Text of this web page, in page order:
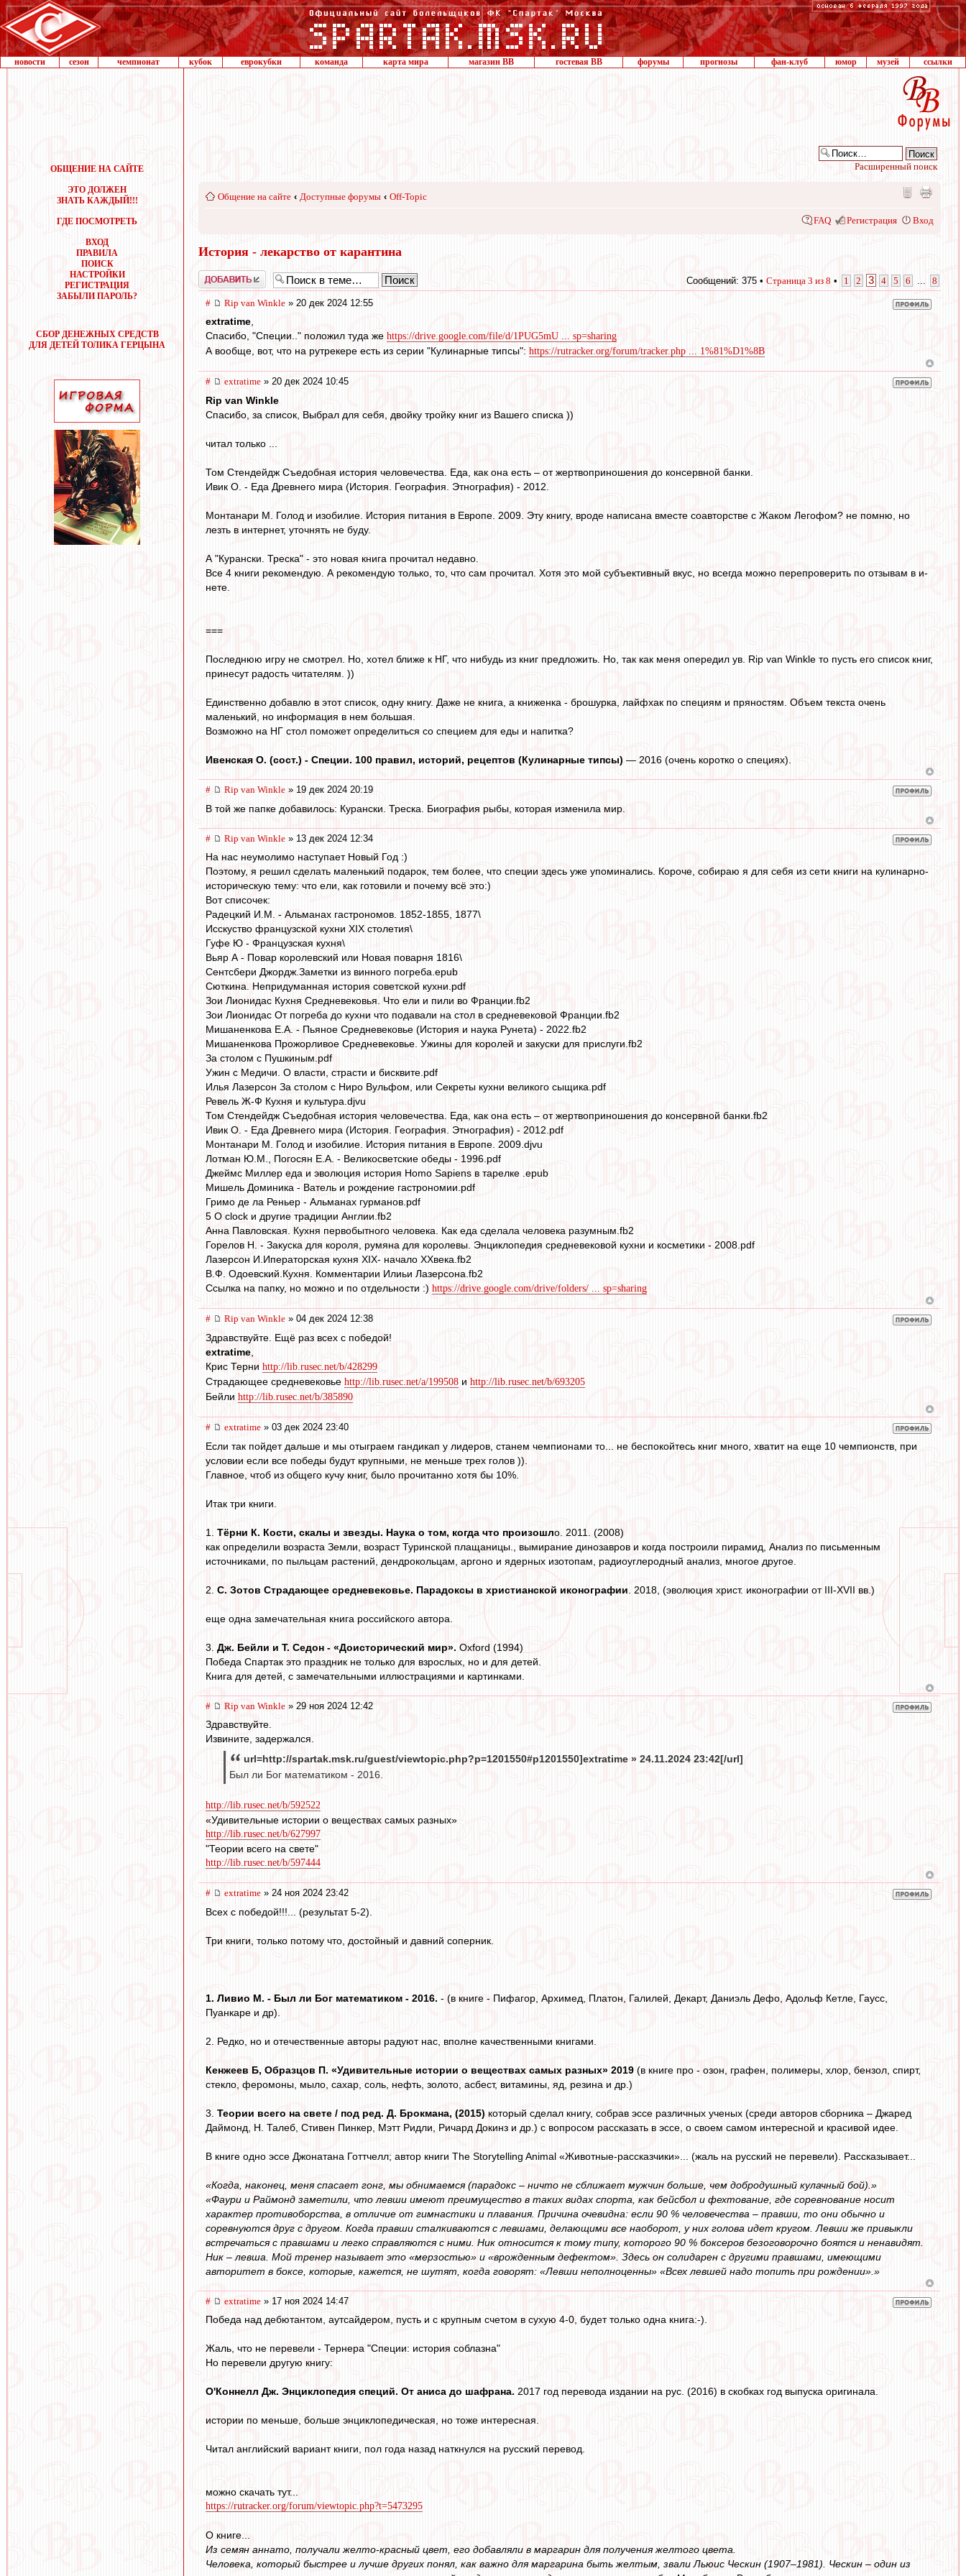
новости сезон чемпионат кубок еврокубки команда карта мира магазин ВВ гостевая ВВ форумы прогнозы фан-клуб юмор музей ссылки
ОБЩЕНИЕ НА САЙТЕ
ЭТО ДОЛЖЕН
ЗНАТЬ КАЖДЫЙ!!!
ГДЕ ПОСМОТРЕТЬ
ВХОД
ПРАВИЛА
ПОИСК
НАСТРОЙКИ
РЕГИСТРАЦИЯ
ЗАБЫЛИ ПАРОЛЬ?
СБОР ДЕНЕЖНЫХ СРЕДСТВ
ДЛЯ ДЕТЕЙ ТОЛИКА ГЕРЦЫНА
Расширенный поиск
Общение на сайте ‹ Доступные форумы ‹ Off-Topic
FAQ Регистрация Вход
История - лекарство от карантина
Добавить Сообщений: 375 • Страница 3 из 8 • 1 2 3 4 5 6 8
# Rip van Winkle » 20 дек 2024 12:55
extratime,
Спасибо, "Специи.." положил туда же https://drive.google.com/file/d/1PUG5mU ... sp=sharing
А вообще, вот, что на рутрекере есть из серии "Кулинарные типсы": https://rutracker.org/forum/tracker.php ... 1%81%D1%8B
# extratime » 20 дек 2024 10:45
Rip van Winkle
Cпасибо, за список, Выбрал для себя, двойку тройку книг из Вашего списка ))
читал только ...
Том Стендейдж Съедобная история человечества. Еда, как она есть – от жертвоприношения до консервной банки.
Ивик О. - Еда Древнего мира (История. География. Этнография) - 2012.
Монтанари М. Голод и изобилие. История питания в Европе. 2009. Эту книгу, вроде написана вместе соавторстве с Жаком Легофом? не помню, но
лезть в интернет, уточнять не буду.
А "Курански. Треска" - это новая книга прочитал недавно.
Все 4 книги рекомендую. А рекомендую только, то, что сам прочитал. Хотя это мой субъективный вкус, но всегда можно перепроверить по отзывам в и-
нете.
===
Последнюю игру не смотрел. Но, хотел ближе к НГ, что нибудь из книг предложить. Но, так как меня опередил ув. Rip van Winkle то пусть его список книг,
принесут радость читателям. ))
Единственно добавлю в этот список, одну книгу. Даже не книга, а книженка - брошурка, лайфхак по специям и пряностям. Объем текста очень
маленький, но информация в нем большая.
Возможно на НГ стол поможет определиться со специем для еды и напитка?
Ивенская О. (сост.) - Специи. 100 правил, историй, рецептов (Кулинарные типсы) — 2016 (очень коротко о специях).
# Rip van Winkle » 19 дек 2024 20:19
В той же папке добавилось: Курански. Треска. Биография рыбы, которая изменила мир.
# Rip van Winkle » 13 дек 2024 12:34
На нас неумолимо наступает Новый Год :)
Поэтому, я решил сделать маленький подарок, тем более, что специи здесь уже упоминались. Короче, собираю я для себя из сети книги на кулинарно-
историческую тему: что ели, как готовили и почему всё это:)
Вот списочек:
Радецкий И.М. - Альманах гастрономов. 1852-1855, 1877\
Исскуство французской кухни XIX столетия\
Гуфе Ю - Французская кухня\
Вьяр А - Повар королевский или Новая поварня 1816\
Сентсбери Джордж.Заметки из винного погреба.epub
Сюткина. Непридуманная история советской кухни.pdf
Зои Лионидас Кухня Средневековья. Что ели и пили во Франции.fb2
Зои Лионидас От погреба до кухни что подавали на стол в средневековой Франции.fb2
Мишаненкова Е.А. - Пьяное Средневековье (История и наука Рунета) - 2022.fb2
Мишаненкова Прожорливое Средневековье. Ужины для королей и закуски для прислуги.fb2
За столом с Пушкиным.pdf
Ужин с Медичи. О власти, страсти и бисквите.pdf
Илья Лазерсон За столом с Ниро Вульфом, или Секреты кухни великого сыщика.pdf
Ревель Ж-Ф Кухня и культура.djvu
Том Стендейдж Съедобная история человечества. Еда, как она есть – от жертвоприношения до консервной банки.fb2
Ивик О. - Еда Древнего мира (История. География. Этнография) - 2012.pdf
Монтанари М. Голод и изобилие. История питания в Европе. 2009.djvu
Лотман Ю.М., Погосян Е.А. - Великосветские обеды - 1996.pdf
Джеймс Миллер еда и эволюция история Homo Sapiens в тарелке .epub
Мишель Доминика - Ватель и рождение гастрономии.pdf
Гримо де ла Реньер - Альманах гурманов.pdf
5 O clock и другие традиции Англии.fb2
Анна Павловская. Кухня первобытного человека. Как еда сделала человека разумным.fb2
Горелов Н. - Закуска для короля, румяна для королевы. Энциклопедия средневековой кухни и косметики - 2008.pdf
Лазерсон И.Иператорская кухня XIX- начало XXвека.fb2
В.Ф. Одоевский.Кухня. Комментарии Илиьи Лазерсона.fb2
Ссылка на папку, но можно и по отдельности :) https://drive.google.com/drive/folders/ ... sp=sharing
# Rip van Winkle » 04 дек 2024 12:38
Здравствуйте. Ещё раз всех с победой!
extratime
Крис Терни http://lib.rusec.net/b/428299
Страдающее средневековье http://lib.rusec.net/a/199508 и http://lib.rusec.net/b/693205
Бейли http://lib.rusec.net/b/385890
# extratime » 03 дек 2024 23:40
Если так пойдет дальше и мы отыграем гандикап у лидеров, станем чемпионами то... не беспокойтесь книг много, хватит на еще 10 чемпионств, при
условии если все победы будут крупными, не меньше трех голов )).
Главное, чтоб из общего кучу книг, было прочитанно хотя бы 10%.
Итак три книги.
1. Тёрни К. Кости, скалы и звезды. Наука о том, когда что произошло. 2011. (2008)
как определили возраста Земли, возраст Туринской плащаницы., вымирание динозавров и когда построили пирамид, Анализ по письменным
источниками, по пыльцам растений, дендрокольцам, аргоно и ядерных изотопам, радиоуглеродный анализ, многое другое.
2. С. Зотов Страдающее средневековье. Парадоксы в христианской иконографии . 2018, (эволюция христ. иконографии от III-XVII вв.)
еще одна замечательная книга российского автора.
3. Дж. Бейли и Т. Седон - «Доисторический мир». Oxford (1994)
Победа Спартак это праздник не только для взрослых, но и для детей.
Книга для детей, с замечательными иллюстрациями и картинками.
# Rip van Winkle » 29 ноя 2024 12:42
Здравствуйте.
Извините, задержался.
url=http://spartak.msk.ru/guest/viewtopic.php?p=1201550#p1201550]extratime » 24.11.2024 23:42[/url]
Был ли Бог математиком - 2016.
http://lib.rusec.net/b/592522
«Удивительные истории о веществах самых разных»
http://lib.rusec.net/b/627997
"Теории всего на свете"
http://lib.rusec.net/b/597444
# extratime » 24 ноя 2024 23:42
Всех с победой!!!... (результат 5-2).
Три книги, только потому что, достойный и давний соперник.
1. Ливио М. - Был ли Бог математиком - 2016. - (в книге - Пифагор, Архимед, Платон, Галилей, Декарт, Даниэль Дефо, Адольф Кетле, Гаусс,
Пуанкаре и др).
2. Редко, но и отечественные авторы радуют нас, вполне качественными книгами.
Кенжеев Б, Образцов П. «Удивительные истории о веществах самых разных» 2019 (в книге про - озон, графен, полимеры, хлор, бензол, спирт,
стекло, феромоны, мыло, сахар, соль, нефть, золото, асбест, витамины, яд, резина и др.)
3. Теории всего на свете / под ред. Д. Брокмана, (2015) который сделал книгу, собрав эссе различных ученых (среди авторов сборника – Джаред
Даймонд, Н. Талеб, Стивен Пинкер, Мэтт Ридли, Ричард Докинз и др.) с вопросом рассказать в эссе, о своем самом интересной и красивой идее.
В книге одно эссе Джонатана Готтчелл; автор книги The Storytelling Animal «Животные-рассказчики»... (жаль на русский не перевели). Рассказывает...
«Когда, наконец, меня спасает гонг, мы обнимаемся (парадокс – ничто не сближает мужчин больше, чем добродушный кулачный бой).»
«Фаури и Раймонд заметили, что левши имеют преимущество в таких видах спорта, как бейсбол и фехтование, где соревнование носит
характер противоборства, в отличие от гимнастики и плавания. Причина очевидна: если 90 % человечества – правши, то они обычно и
соревнуются друг с другом. Когда правши сталкиваются с левшами, делающими все наоборот, у них голова идет кругом. Левши же привыкли
встречаться с правшами и легко справляются с ними. Ник относится к тому типу, которого 90 % боксеров безоговорочно боятся и ненавидят.
Ник – левша. Мой тренер называет это «мерзостью» и «врожденным дефектом». Здесь он солидарен с другими правшами, имеющими
авторитет в боксе, которые, кажется, не шутят, когда говорят: «Левши неполноценны» «Всех левшей надо топить при рождении».»
# extratime » 17 ноя 2024 14:47
Победа над дебютантом, аутсайдером, пусть и с крупным счетом в сухую 4-0, будет только одна книга:-).
Жаль, что не перевели - Тернера "Специи: история соблазна"
Но перевели другую книгу:
О'Коннелл Дж. Энциклопедия специй. От аниса до шафрана. 2017 год перевода издании на рус. (2016) в скобках год выпуска оригинала.
истории по меньше, больше энциклопедическая, но тоже интересная.
Читал английский вариант книги, пол года назад наткнулся на русский перевод.
можно скачать тут...
https://rutracker.org/forum/viewtopic.php?t=5473295
О книге...
Из семян аннато, получали желто-красный цвет, его добавляли в маргарин для получения желтого цвета.
Человека, который быстрее и лучше других понял, как важно для маргарина быть желтым, звали Льюис Ческин (1907–1981). Ческин – один из